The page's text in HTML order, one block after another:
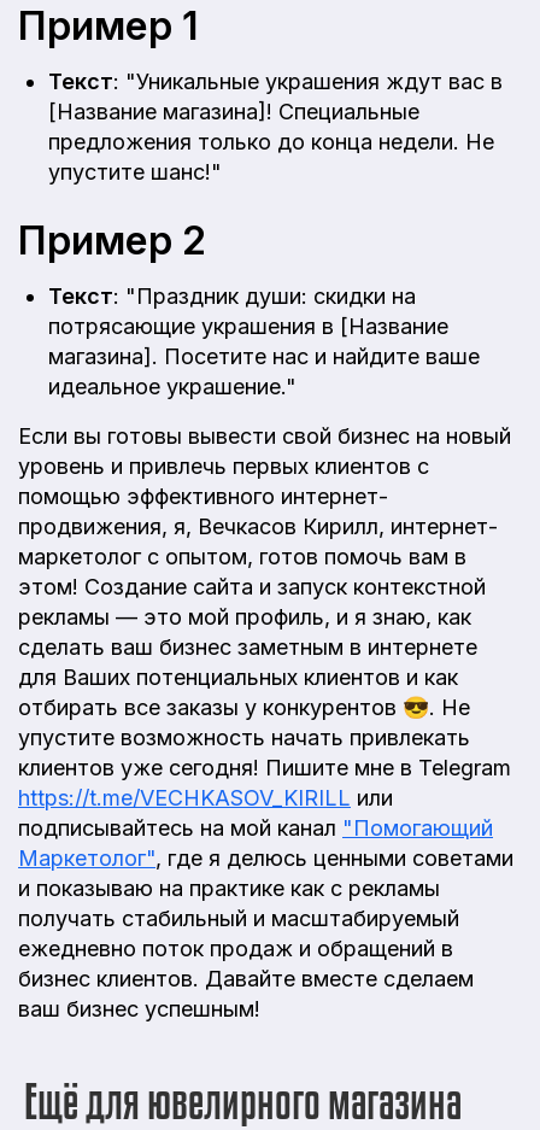
Пример 1
Текст: "Уникальные украшения ждут вас в
[Название магазина]! Специальные
предложения только до конца недели. Не
упустите шанс!"
Пример 2
Текст: "Праздник души: скидки на
потрясающие украшения в [Название
магазина]. Посетите нас и найдите ваше
идеальное украшение."
Если вы готовы вывести свой бизнес на новый
уровень и привлечь первых клиентов с
помощью эффективного интернет-
продвижения, я, Вечкасов Кирилл, интернет-
маркетолог с опытом, готов помочь вам в
этом! Создание сайта и запуск контекстной
рекламы — это мой профиль, и я знаю, как
сделать ваш бизнес заметным в интернете
для Ваших потенциальных клиентов и как
отбирать все заказы у конкурентов 😎. Не
упустите возможность начать привлекать
клиентов уже сегодня! Пишите мне в Telegram
https://t.me/VECHKASOV_KIRILL или
подписывайтесь на мой канал "Помогающий
Маркетолог", где я делюсь ценными советами
и показываю на практике как с рекламы
получать стабильный и масштабируемый
ежедневно поток продаж и обращений в
бизнес клиентов. Давайте вместе сделаем
ваш бизнес успешным!
Ещё для ювелирного магазина